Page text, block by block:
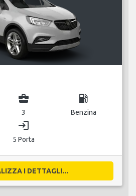
business_center
3
local_gas_station
Benzina
login
5 Porta
I DETTAGLI...